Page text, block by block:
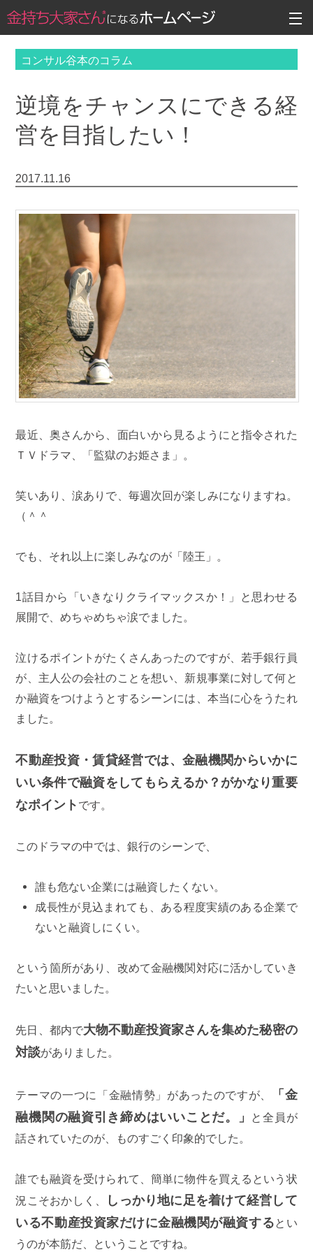
コンサル谷本のコラム
逆境をチャンスにできる経
営を目指したい！
2017.11.16
最近、奥さんから、面白いから見るようにと指令された
ＴＶドラマ、「監獄のお姫さま」。
笑いあり、涙ありで、毎週次回が楽しみになりますね。
（＾＾
でも、それ以上に楽しみなのが「陸王」。
1話目から「いきなりクライマックスか！」と思わせる
展開で、めちゃめちゃ涙でました。
泣けるポイントがたくさんあったのですが、若手銀行員
が、主人公の会社のことを想い、新規事業に対して何と
か融資をつけようとするシーンには、本当に心をうたれ
ました。
不動産投資・賃貸経営では、金融機関からいかに
いい条件で融資をしてもらえるか？がかなり重要
なポイント です。
このドラマの中では、銀行のシーンで、
誰も危ない企業には融資したくない。
成長性が見込まれても、ある程度実績のある企業で
ないと融資しにくい。
という箇所があり、改めて金融機関対応に活かしていき
たいと思いました。
先日、都内で大物不動産投資家さんを集めた秘密の
対談がありました。
テーマの一つに「金融情勢」があったのですが、
「金
融機関の融資引き締めはいいことだ。」
と全員が
話されていたのが、ものすごく印象的でした。
誰でも融資を受けられて、簡単に物件を買えるという状
況こそおかしく、
しっかり地に足を着けて経営して
いる不動産投資家だけに金融機関が融資するとい
うのが本筋だ、ということですね。